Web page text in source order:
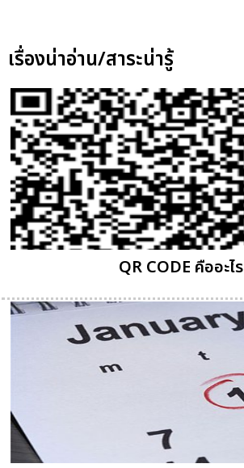
เรื่องน่าอ่าน/สาระน่ารู้
QR CODE คืออะไร